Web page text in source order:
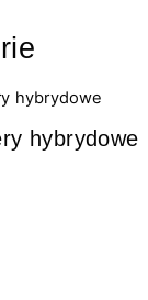
hybrydowe